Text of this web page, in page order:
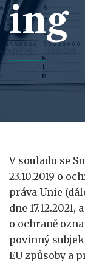
ing
V souladu se
23.10.2019 o
práva Unie
dne 17.12.2021,
o ochraně
povinný
EU způsoby a